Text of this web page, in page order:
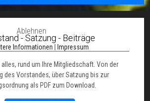
- Satzung - Beiträge
alles, rund um Ihre Mitgliedschaft. Von der
des Vorstandes, über Satzung bis zur
als PDF zum Download.
Ablehnen
Informationen | Impressum